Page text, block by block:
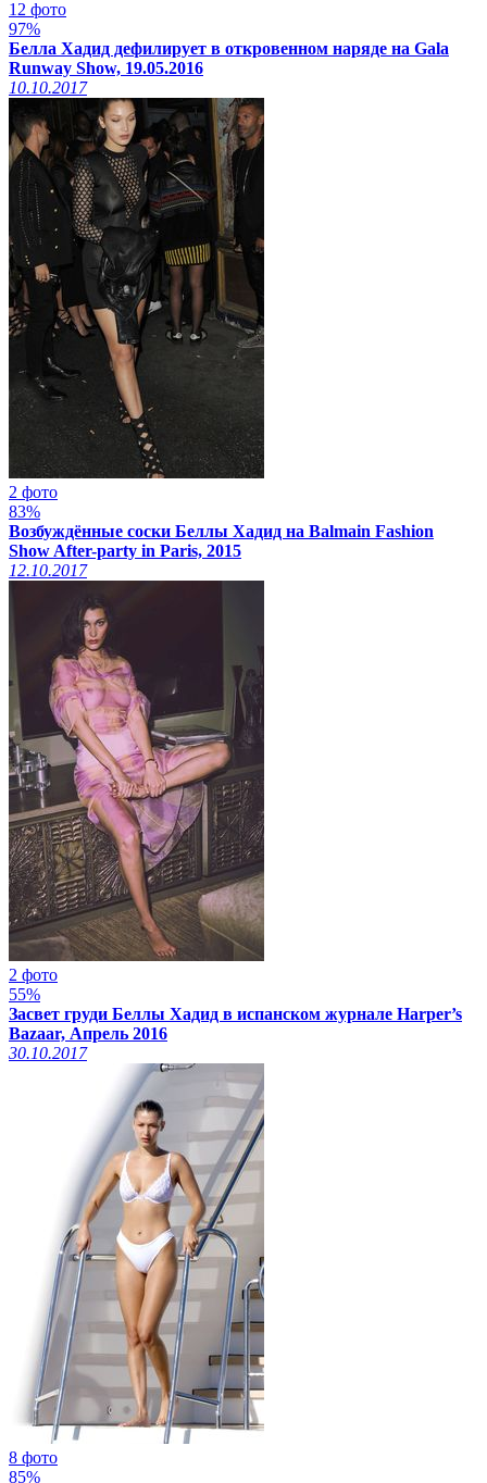
12 фото
97%
Белла Хадид дефилирует в откровенном наряде на Gala
Runway Show, 19.05.2016
10.10.2017
2 фото
83%
Возбуждённые соски Беллы Хадид на Balmain Fashion
Show After-party in Paris, 2015
12.10.2017
2 фото
55%
Засвет груди Беллы Хадид в испанском журнале Harper’s
Bazaar, Апрель 2016
30.10.2017
8 фото
85%